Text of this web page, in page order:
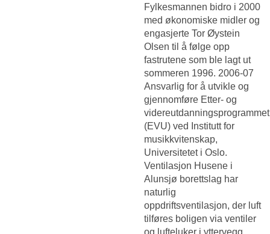
Fylkesmannen bidro i 2000
med økonomiske midler og
engasjerte Tor Øystein
Olsen til å følge opp
fastrutene som ble lagt ut
sommeren 1996. 2006-07
Ansvarlig for å utvikle og
gjennomføre Etter- og
videreutdanningsprogrammet
(EVU) ved Institutt for
musikkvitenskap,
Universitetet i Oslo.
Ventilasjon Husene i
Alunsjø borettslag har
naturlig
oppdriftsventilasjon, der luft
tilføres boligen via ventiler
og lufteluker i yttervegg.